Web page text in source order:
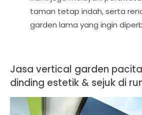
taman tetap indah, serta
garden lama yang ingin
Jasa vertical garden
dinding estetik & sejuk di